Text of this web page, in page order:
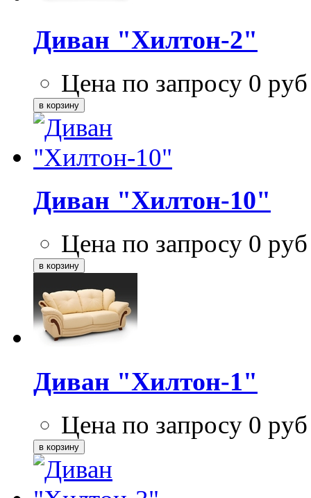
Диван "Хилтон-2"
Цена по запросу 0 руб
Диван "Хилтон-10"
Цена по запросу 0 руб
Диван "Хилтон-1"
Цена по запросу 0 руб